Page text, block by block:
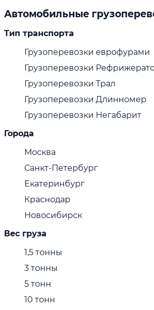
Автомобильные
Тип транспорта
Грузоперевозки еврофурами
Грузоперевозки
Грузоперевозки Трал
Грузоперевозки Длинномер
Грузоперевозки Негабарит
Города
Москва
Санкт-Петербург
Екатеринбург
Краснодар
Новосибирск
Вес груза
1,5 тонны
3 тонны
5 тонн
10 тонн